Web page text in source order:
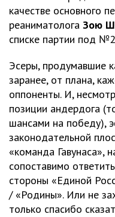
качестве основного
реаниматолога Зою
списке партии под
Эсеры, продумавшие
заранее, от плана,
оппоненты. И,
позиции андердога
шансами на победу),
законодательной
«команда Гавунаса»,
сопоставимо
стороны «Единой
/ «Родины». Или не
только спасибо